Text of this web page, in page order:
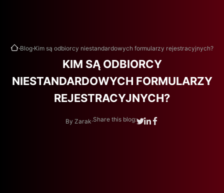
.Blog.Kim są odbiorcy niestandardowych formularzy rejestracyjnych?
KIM SĄ ODBIORCY
NIESTANDARDOWYCH FORMULARZY
REJESTRACYJNYCH?
By Zarak.Share this blog: